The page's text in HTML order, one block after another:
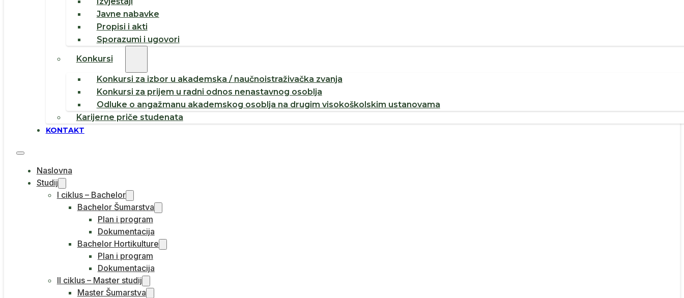
Javne nabavke
Propisi i akti
Sporazumi i ugovori
Konkursi
Konkursi za izbor u akademska / naučnoistraživačka zvanja
Konkursi za prijem u radni odnos nenastavnog osoblja
Odluke o angažmanu akademskog osoblja na drugim visokoškolskim ustanovama
Karijerne priče studenata
KONTAKT
Naslovna
Studij
I ciklus – Bachelor
Bachelor Šumarstva
Plan i program
Dokumentacija
Bachelor Hortikulture
Plan i program
Dokumentacija
II ciklus – Master studij
Master Šumarstva